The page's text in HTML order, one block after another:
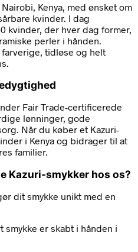
Kenya, med ønsket om
kvinder. I dag
kvinder, der hver dag former,
perler i hånden.
farverige, tidløse og helt
Fair Trade-certificerede
lønninger, gode
Når du køber et Kazuri-
i Kenya og bidrager til at
familier.
Kazuri-smykker hos os?
dit smykke unikt med en
smykke er skabt i hånden i